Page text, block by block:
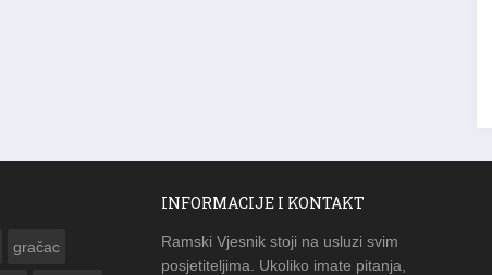
gračac
INFORMACIJE I KONTAKT
Ramski Vjesnik stoji na usluzi svim
posjetiteljima. Ukoliko imate pitanja,